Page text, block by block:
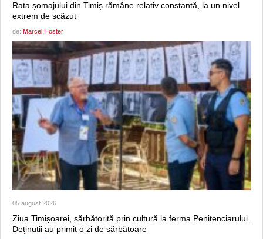
Rata șomajului din Timiș rămâne relativ constantă, la un nivel
extrem de scăzut
de: Marcel Hoster
05 august 2026
Ziua Timișoarei, sărbătorită prin cultură la ferma Penitenciarului.
Deținuții au primit o zi de sărbătoare